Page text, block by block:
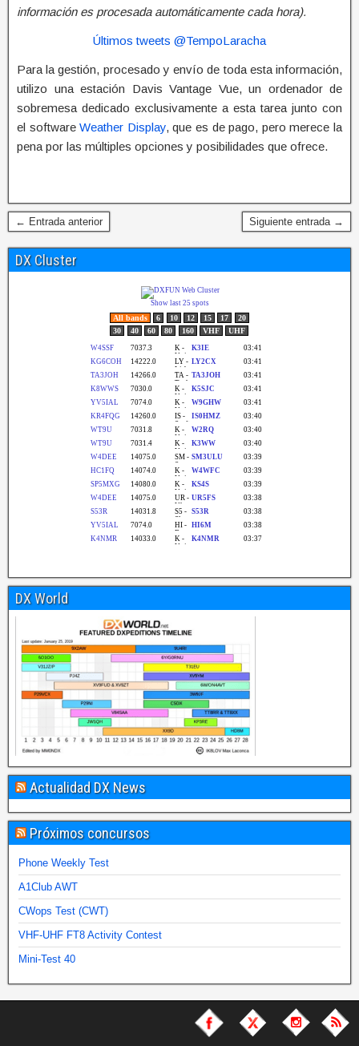
información es procesada automáticamente cada hora).
Últimos tweets @TempoLaracha
Para la gestión, procesado y envío de toda esta información,
utilizo una estación Davis Vantage Vue, un ordenador de
sobremesa dedicado exclusivamente a esta tarea junto con
el softwareWeather Display, que es de pago, pero merece la
pena por las múltiples opciones y posibilidades que ofrece.
← Entrada anterior Siguiente entrada →
DX Cluster
DX World
Actualidad DX News
Próximos concursos
Phone Weekly Test
A1Club AWT
CWops Test (CWT)
VHF-UHF FT8 Activity Contest
Mini-Test 40